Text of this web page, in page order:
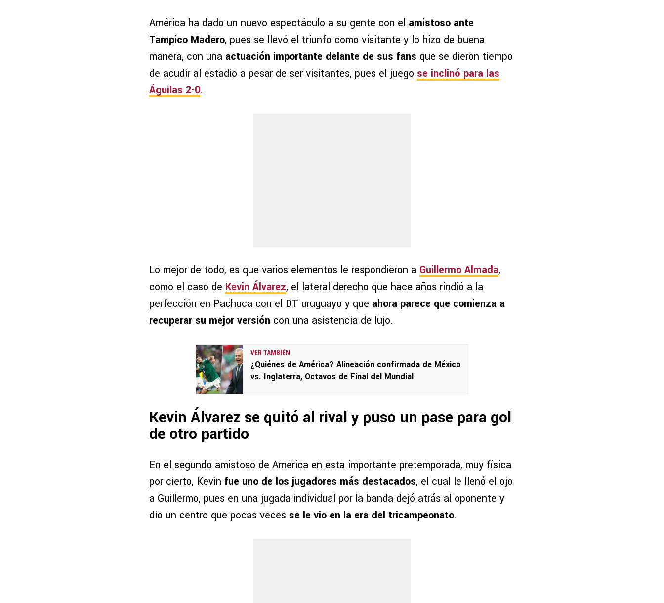
América ha dado un nuevo espectáculo a su gente con el amistoso ante
Tampico Madero, pues se llevó el triunfo como visitante y lo hizo de buena
manera, con una actuación importante delante de sus fans que se dieron tiempo
de acudir al estadio a pesar de ser visitantes, pues el juego se inclinó para las
Águilas 2-0.
Lo mejor de todo, es que varios elementos le respondieron a Guillermo Almada,
como el caso de Kevin Álvarez, el lateral derecho que hace años rindió a la
perfección en Pachuca con el DT uruguayo y que ahora parece que comienza a
recuperar su mejor versión con una asistencia de lujo.
VER TAMBIÉN
¿Quiénes de América? Alineación confirmada de México
vs. Inglaterra, Octavos de Final del Mundial
Kevin Álvarez se quitó al rival y puso un pase para gol
de otro partido
En el segundo amistoso de América en esta importante pretemporada, muy física
por cierto, Kevin fue uno de los jugadores más destacados, el cual le llenó el ojo
a Guillermo, pues en una jugada individual por la banda dejó atrás al oponente y
dio un centro que pocas veces se le vio en la era del tricampeonato.